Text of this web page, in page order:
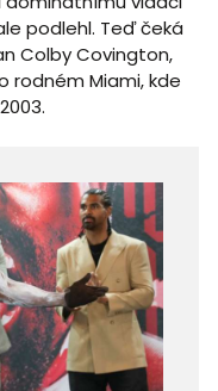
podlehl. Teď čeká
Colby Covington,
rodném Miami, kde